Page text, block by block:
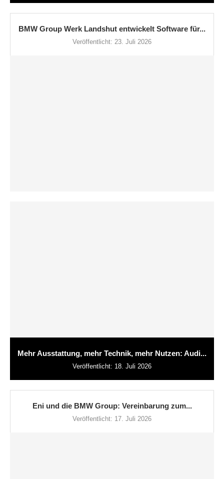
BMW Group Werk Landshut entwickelt Software für...
Veröffentlicht: 23. Juli 2026
Mehr Ausstattung, mehr Technik, mehr Nutzen: Audi...
Veröffentlicht: 18. Juli 2026
Eni und die BMW Group: Vereinbarung zum...
Veröffentlicht: 17. Juli 2026